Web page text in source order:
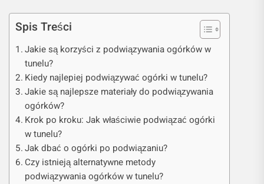
Spis Treści
Jakie są korzyści z podwiązywania ogórków w
tunelu?
Kiedy najlepiej podwiązywać ogórki w tunelu?
Jakie są najlepsze materiały do podwiązywania
ogórków?
Krok po kroku: Jak właściwie podwiązać ogórki
w tunelu?
Jak dbać o ogórki po podwiązaniu?
Czy istnieją alternatywne metody
podwiązywania ogórków w tunelu?